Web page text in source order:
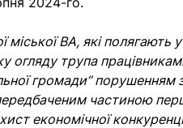
міської ВА, які
огляду трупа
громади” порушенням
частиною
економічної